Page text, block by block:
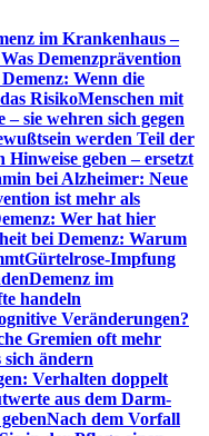
im Krankenhaus –
Demenzprävention
Wenn die
RisikoMenschen mit
sie wehren sich gegen
werden Teil der
geben – ersetzt
bei Alzheimer: Neue
ist mehr als
Wer hat hier
bei Demenz: Warum
Gürtelrose-Impfung
Demenz im
handeln
Veränderungen?
Gremien oft mehr
sich ändern
Verhalten doppelt
aus dem Darm-
Nach dem Vorfall